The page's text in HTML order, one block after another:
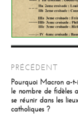
de
l’article
PRÉCÉDENT
Publication
précédente :
Pourquoi Macron a-
le nombre de fidèles
se réunir dans les
catholiques ?